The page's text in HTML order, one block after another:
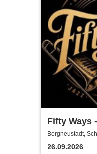
Fifty Ways
Bergneustadt,
26.09.2026